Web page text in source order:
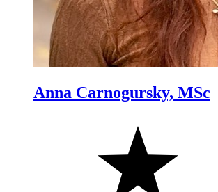
Anna Carnogursky, MSc